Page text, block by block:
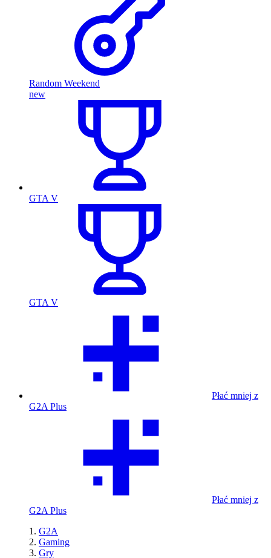
Random Weekend
new
GTA V
GTA V
Płać mniej z
G2A Plus
Płać mniej z
G2A Plus
G2A
Gaming
Gry